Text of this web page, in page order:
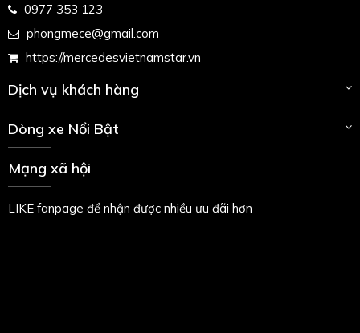
0977 353 123
phongmece@gmail.com
https://mercedesvietnamstar.vn
Dịch vụ khách hàng
Dòng xe Nổi Bật
Mạng xã hội
LIKE fanpage để nhận được nhiều ưu đãi hơn